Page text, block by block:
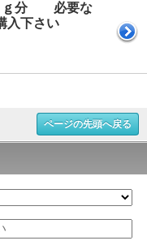
ｇ分 必要な
入下さい
ページの先頭へ戻る